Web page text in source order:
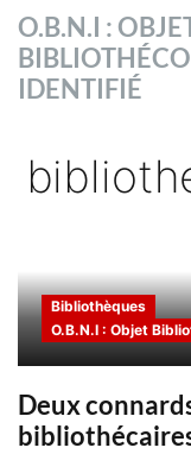
O.B.N.I :
IDENTIFIÉ
Bibliothèques
O.B.N.I : Objet
Deux